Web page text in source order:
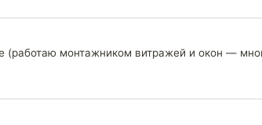
(работаю монтажником витражей и окон —